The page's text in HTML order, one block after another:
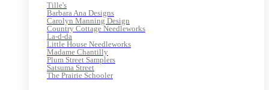
Tille's
Barbara Ana Designs
Carolyn Manning Design
Country Cottage Needleworks
La-d-da
Little House Needleworks
Madame Chantilly
Plum Street Samplers
Satsuma Street
The Prairie Schooler